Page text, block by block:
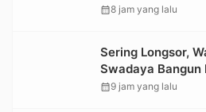
Terdampak
calendar_month8 jam yang lalu
Sering Longsor,
Swadaya
Jalan
calendar_month9 jam yang lalu